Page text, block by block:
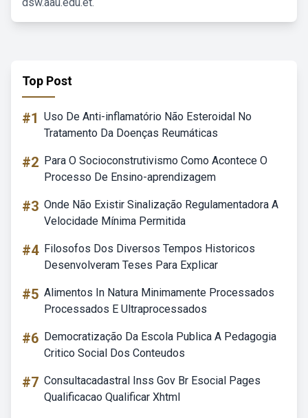
Top Post
#1 Uso De Anti-inflamatório Não Esteroidal No
Tratamento Da Doenças Reumáticas
#2 Para O Socioconstrutivismo Como Acontece O
Processo De Ensino-aprendizagem
#3 Onde Não Existir Sinalização Regulamentadora A
Velocidade Mínima Permitida
#4 Filosofos Dos Diversos Tempos Historicos
Desenvolveram Teses Para Explicar
#5 Alimentos In Natura Minimamente Processados
Processados E Ultraprocessados
#6 Democratização Da Escola Publica A Pedagogia
Critico Social Dos Conteudos
#7 Consultacadastral Inss Gov Br Esocial Pages
Qualificacao Qualificar Xhtml